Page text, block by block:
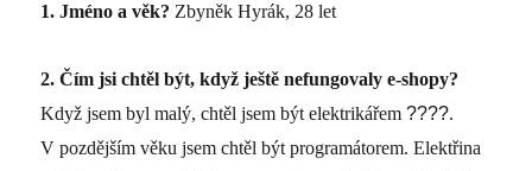
1.Jméno a věk? Zbyněk Hyrák, 28 let
2.Čím jsi chtěl být, když ještě nefungovaly e-shopy?
Když jsem byl malý, chtěl jsem být elektrikářem????.
V pozdějším věku jsem chtěl být programátorem. Elektřina